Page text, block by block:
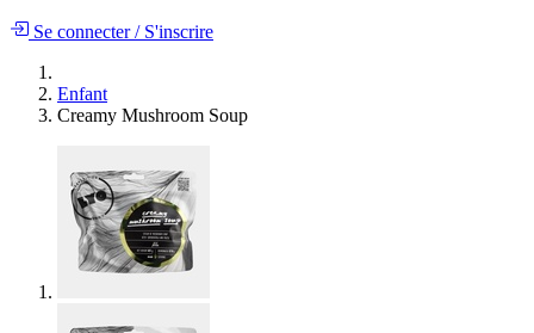
Se connecter/S'inscrire
Enfant
Creamy Mushroom Soup